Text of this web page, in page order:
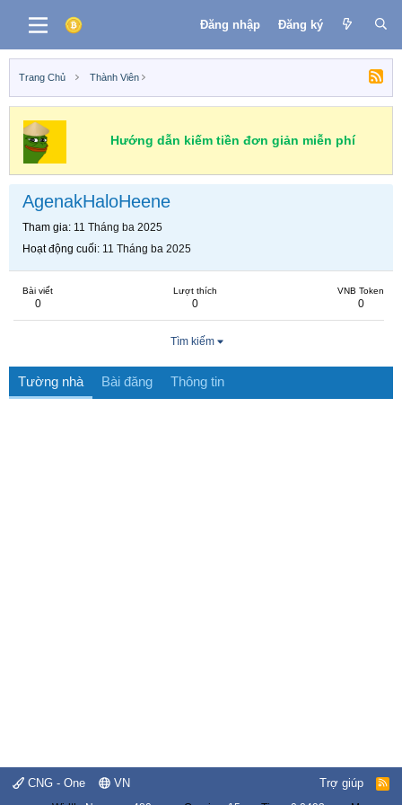
Đăng nhập Đăng ký
Trang Chủ Thành Viên
Hướng dẫn kiếm tiền đơn giản miễn phí
AgenakHaloHeene
Tham gia 11 Tháng ba 2025
Hoạt động cuối 11 Tháng ba 2025
Bài viết
0
Lượt thích
0
VNB Token
0
Tìm kiếm
Tường nhà Bài đăng Thông tin
CNG - One VN Trợ giúp
R